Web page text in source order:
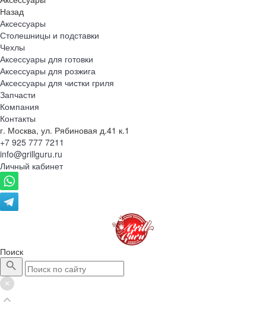
Назад
Аксессуары
Столешницы и подставки
Чехлы
Аксессуары для готовки
Аксессуары для розжига
Аксессуары для чистки гриля
Запчасти
Компания
Контакты
г. Москва, ул. Рябиновая д.41 к.1
+7 925 777 7211
info@grillguru.ru
Личный кабинет
Поиск